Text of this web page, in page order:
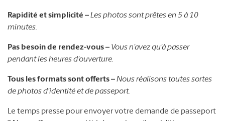
Rapidité et simplicité –Les photos sont prêtes en 5 à 10
minutes.
Pas besoin de rendez-vous – Vous n’avez qu’à passer
pendant les heures d’ouverture.
Tous les formats sont offerts –Nous réalisons toutes sortes
de photos d’identité et de passeport.
Le temps presse pour envoyer votre demande de passeport